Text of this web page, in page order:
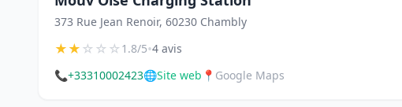
373 Rue Jean Renoir, 60230 Chambly
★★☆☆☆1.8/5•4 avis
📞+33310002423🌐Site web 📍 Google Maps